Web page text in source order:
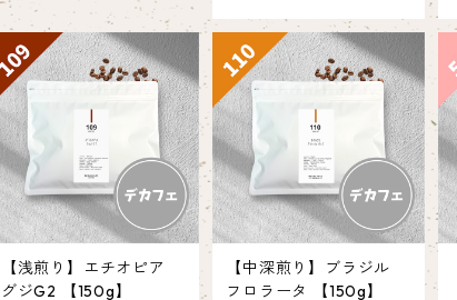
【浅煎り】エチオピア
グジG2 【150g】
【中深煎り】ブラジル
フロラータ 【150g】